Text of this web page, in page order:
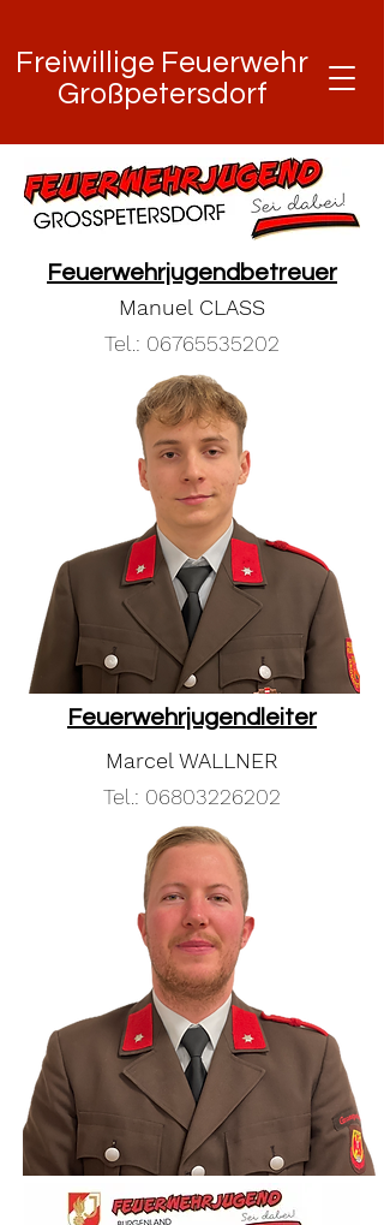
Freiwillige Feuerwehr
Großpetersdorf
Freiwillige Feuerwehr
Großpetersdorf
Feuerwehrjugendbetreuer
Manuel CLASS
Tel.: 06765535202
Feuerwehrjugendleiter
Marcel WALLNER
Tel.: 06803226202